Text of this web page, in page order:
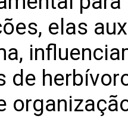
elas
de